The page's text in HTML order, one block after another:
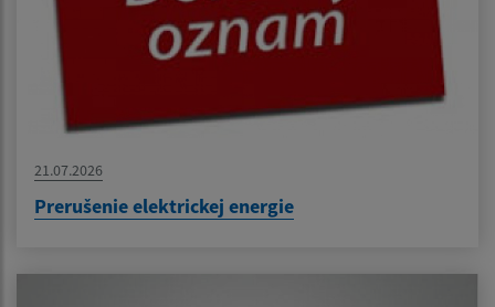
21.07.2026
Prerušenie elektrickej energie